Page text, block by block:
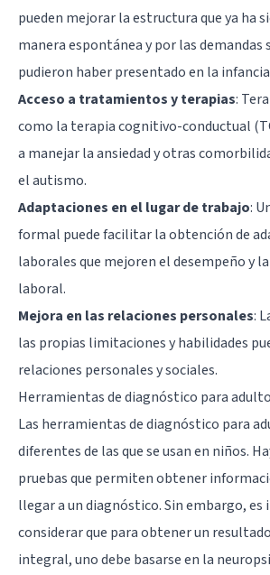
pueden mejorar la estructura que ya ha
manera espontánea y por las demandas
pudieron haber presentado en la
Acceso a tratamientos y terapias:
como la terapia cognitivo-conductual
a manejar la ansiedad y otras
el autismo.
Adaptaciones en el lugar de trabajo:
formal puede facilitar la obtención de
laborales que mejoren el desempeño y
laboral.
Mejora en las relaciones personales:
las propias limitaciones y habilidades
relaciones personales y sociales.
Herramientas de diagnóstico para
Las herramientas de diagnóstico para
diferentes de las que se usan en niños.
pruebas que permiten obtener
llegar a un diagnóstico. Sin embargo,
considerar que para obtener un
integral, uno debe basarse en la